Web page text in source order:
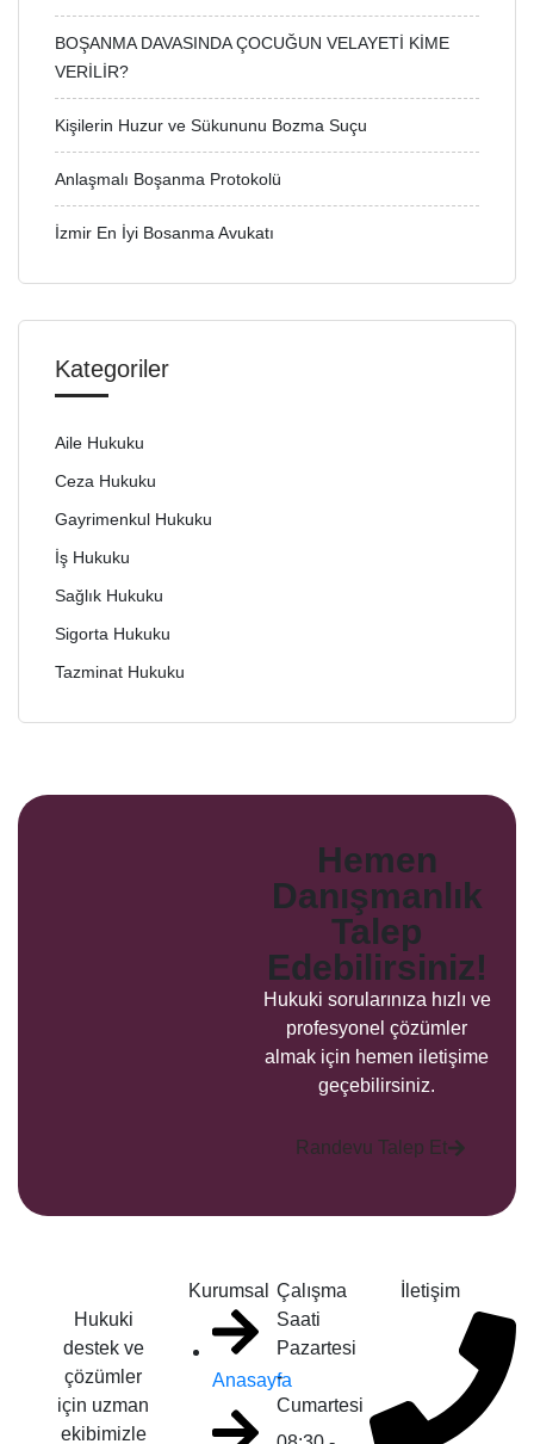
BOŞANMA DAVASINDA ÇOCUĞUN VELAYETİ KİME
VERİLİR?
Kişilerin Huzur ve Sükununu Bozma Suçu
Anlaşmalı Boşanma Protokolü
İzmir En İyi Bosanma Avukatı
Kategoriler
Aile Hukuku
Ceza Hukuku
Gayrimenkul Hukuku
İş Hukuku
Sağlık Hukuku
Sigorta Hukuku
Tazminat Hukuku
Hemen
Danışmanlık
Talep
Edebilirsiniz!
Hukuki sorularınıza hızlı ve
profesyonel çözümler
almak için hemen iletişime
geçebilirsiniz.
Randevu Talep Et
Hukuki
destek ve
çözümler
için uzman
ekibimizle
Kurumsal
Anasayfa
Çalışma
Saati
Pazartesi
-
Cumartesi
İletişim